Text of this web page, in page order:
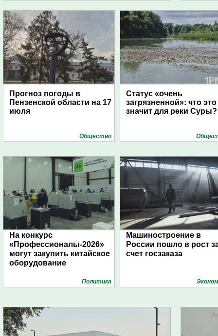
Прогноз погоды в
Пензенской области на 17
июля
Общество
Статус «очень
загрязненной»: что это
значит для реки Суры?
На конкурс
«Профессионалы-2026»
могут закупить китайское
оборудование
Политика
Машиностроение в
России пошло в рост
счет госзаказа